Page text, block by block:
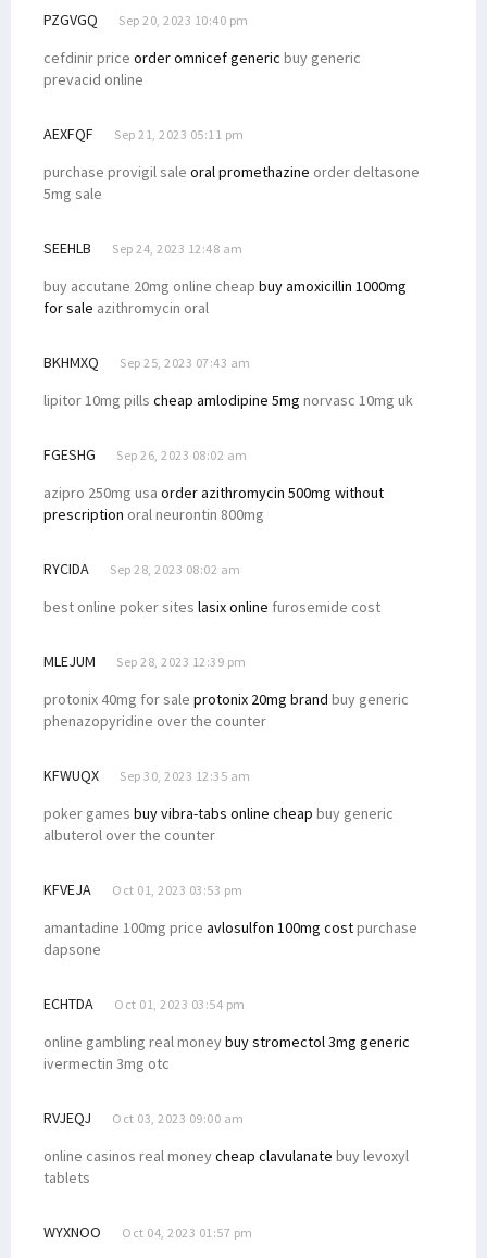
PZGVGQ Sep 20, 2023 10:40 pm
cefdinir price order omnicef generic buy generic
prevacid online
AEXFQF Sep 21, 2023 05:11 pm
purchase provigil sale oral promethazine order deltasone
5mg sale
SEEHLB Sep 24, 2023 12:48 am
buy accutane 20mg online cheap buy amoxicillin 1000mg
for sale azithromycin oral
BKHMXQ Sep 25, 2023 07:43 am
lipitor 10mg pills cheap amlodipine 5mg norvasc 10mg uk
FGESHG Sep 26, 2023 08:02 am
azipro 250mg usa order azithromycin 500mg without
prescription oral neurontin 800mg
RYCIDA Sep 28, 2023 08:02 am
best online poker sites lasix online furosemide cost
MLEJUM Sep 28, 2023 12:39 pm
protonix 40mg for sale protonix 20mg brand buy generic
phenazopyridine over the counter
KFWUQX Sep 30, 2023 12:35 am
poker games buy vibra-tabs online cheap buy generic
albuterol over the counter
KFVEJA Oct 01, 2023 03:53 pm
amantadine 100mg price avlosulfon 100mg costpurchase
dapsone
ECHTDA Oct 01, 2023 03:54 pm
online gambling real moneybuy stromectol 3mg generic
ivermectin 3mg otc
RVJEQJ Oct 03, 2023 09:00 am
online casinos real moneycheap clavulanate buy levoxyl
tablets
WYXNOO Oct 04, 2023 01:57 pm